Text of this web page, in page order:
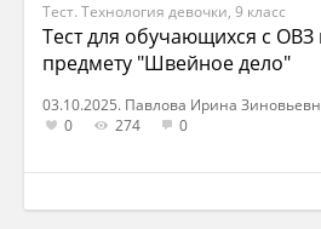
Тест. Технология девочки, 9 класс
Тест для обучающихся с
предмету "Швейное дело"
03.10.2025. Павлова Ирина
0
274 0